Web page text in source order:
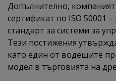
Допълнително,
сертификат по ISO 50001
стандарт за системи за
Тези постижения
като един от водещите
модел в търговията на